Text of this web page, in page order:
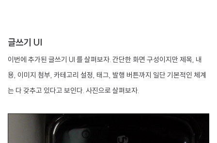
글쓰기 UI
이번에 추가된 글쓰기 UI 를 살펴보자. 간단한 화면 구성이지만 제목, 내
용, 이미지 첨부, 카테고리 설정, 태그, 발행 버튼까지 일단 기본적인 체계
는 다 갖추고 있다고 보인다. 사진으로 살펴보자.